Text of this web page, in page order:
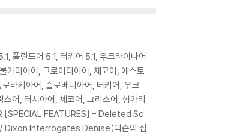
부탁드립니다.
경우 교환/반품이 제한될 수 있습니다.
폴란드어 5.1, 터키어 5.1, 우크라이나어
리아어, 크로아티아어, 체코어, 에스토
바키아어, 슬로베니아어, 터키어, 우크
어, 러시아어, 체코어, 그리스어, 헝가리
[SPECIAL FEATURES] - Deleted Sc
Dixon Interrogates Denise(딕슨의 심